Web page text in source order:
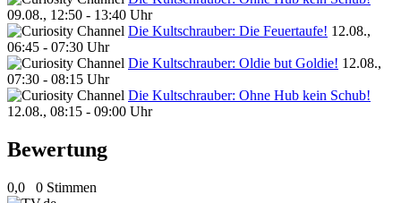
09.08., 12:50 - 13:40 Uhr
Die Kultschrauber: Die Feuertaufe! 12.08.,
06:45 - 07:30 Uhr
Die Kultschrauber: Oldie but Goldie! 12.08.,
07:30 - 08:15 Uhr
Die Kultschrauber: Ohne Hub kein Schub!
12.08., 08:15 - 09:00 Uhr
Bewertung
0,0 0 Stimmen